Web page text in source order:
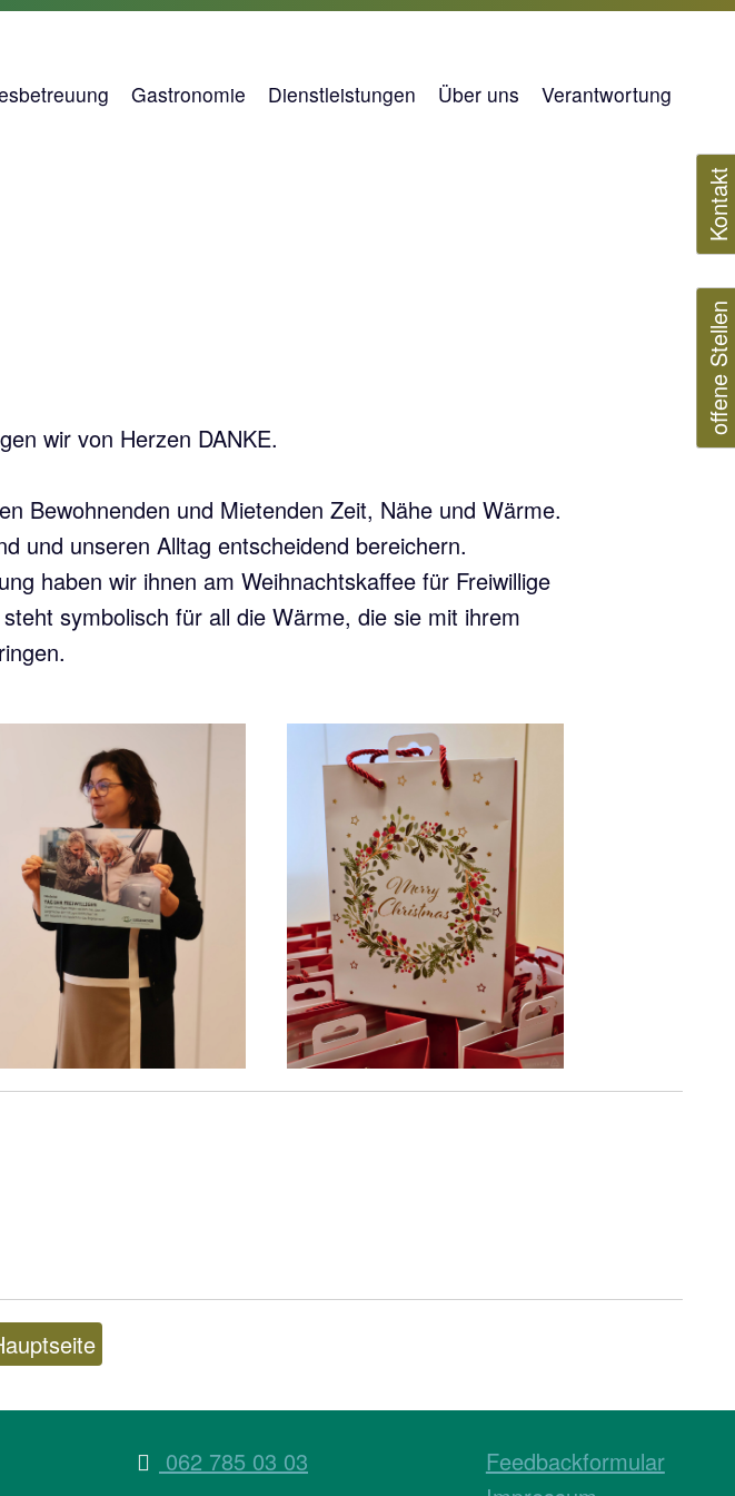
Gastronomie Dienstleistungen Über uns Verantwortung
wir von Herzen DANKE.
Bewohnenden und Mietenden Zeit, Nähe und Wärme.
und unseren Alltag entscheidend bereichern.
haben wir ihnen am Weihnachtskaffee für Freiwillige
symbolisch für all die Wärme, die sie mit ihrem
062 785 03 03
Feedbackformular
Kontakt
offene Stellen